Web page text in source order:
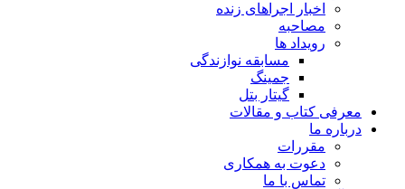
اخبار اجراهای زنده
مصاحبه
رویداد ها
مسابقه نوازندگی
جمینگ
گیتار بتل
معرفی کتاب و مقالات
درباره ما
مقررات
دعوت به همکاری
تماس با ما